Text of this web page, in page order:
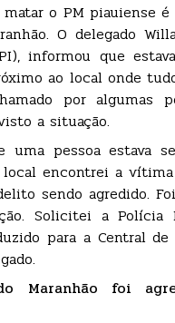
o PM piauiense
O delegado
informou que
ao local onde
por algumas
a situação.
uma pessoa estava
encontrei a
sendo agredido.
Solicitei a
para a Central de
Maranhão foi